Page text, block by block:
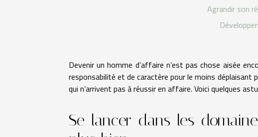
Agrandir son
Devenir un homme d’affaire n’est pas chose aisée
responsabilité et de caractère pour le moins déplaisant
qui n’arrivent pas à réussir en affaire. Voici quelques
Se lancer dans les